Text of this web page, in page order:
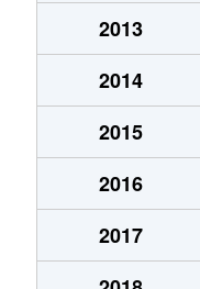
あいの里２条
あいの里２条
あいの里２条
あいの里２条
あいの里２条
2013
2014
2015
2016
2017